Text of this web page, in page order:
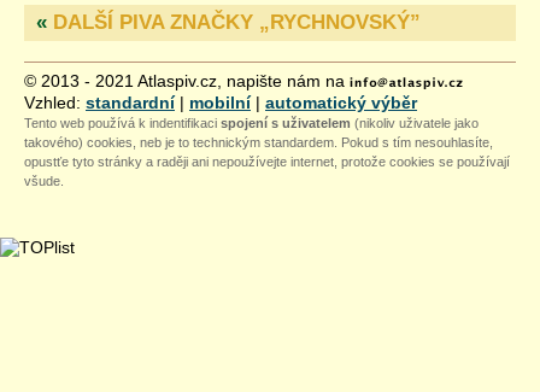
« DALŠÍ PIVA ZNAČKY „RYCHNOVSKÝ”
© 2013 - 2021 Atlaspiv.cz, napište nám na
Vzhled: standardní| mobilní| automatický výběr
Tento web používá k indentifikaci spojení s uživatelem (nikoliv uživatele jako
takového) cookies, neb je to technickým standardem. Pokud s tím nesouhlasíte,
opustťe tyto stránky a raději ani nepoužívejte internet, protože cookies se používají
všude.